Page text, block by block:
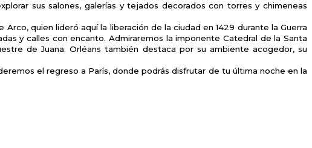
sus salones, galerías y tejados decorados con torres y chimeneas
quien lideró aquí la liberación de la ciudad en 1429 durante la Guerra
y calles con encanto. Admiraremos laimponente Catedral de la Santa
de Juana. Orléans también destaca por su ambiente acogedor, su
el regreso a París, donde podrás disfrutar de tu última noche en la